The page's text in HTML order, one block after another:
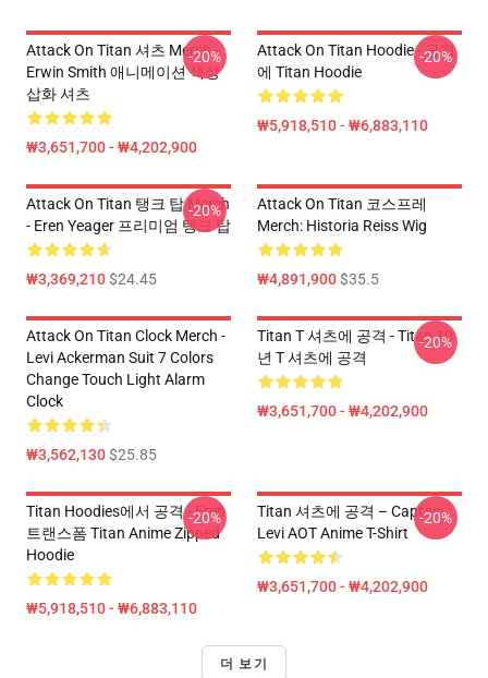
Attack On Titan 셔츠 Merch -
Erwin Smith 애니메이션 색상
삽화 셔츠
₩3,651,700 - ₩4,202,900
-20%
Attack On Titan Hoodie - 공격
에 Titan Hoodie
₩5,918,510 - ₩6,883,110
-20%
Attack On Titan 탱크 탑 Merch
- Eren Yeager 프리미엄 탱크 탑
₩3,369,210$24.45
-20%
Attack On Titan 코스프레
Merch: Historia Reiss Wig
₩4,891,900$35.5
Attack On Titan Clock Merch -
Levi Ackerman Suit 7 Colors
Change Touch Light Alarm
Clock
₩3,562,130$25.85
Titan T 셔츠에 공격 - Titan 10
년 T 셔츠에 공격
₩3,651,700 - ₩4,202,900
-20%
Titan Hoodies에서 공격 - Eren
트랜스폼 Titan Anime Zipped
Hoodie
₩5,918,510 - ₩6,883,110
-20%
Titan 셔츠에 공격 – Captain
Levi AOT Anime T-Shirt
₩3,651,700 - ₩4,202,900
-20%
더 보기